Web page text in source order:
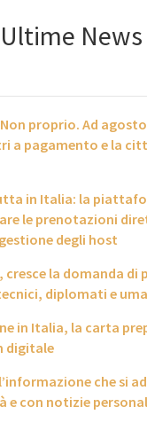
Ultime News
proprio. Ad
a pagamento e la
in Italia: la
le prenotazioni
degli host
cresce la domanda di
tecnici, diplomati e
in Italia, la carta
digitale
che si
e con notizie